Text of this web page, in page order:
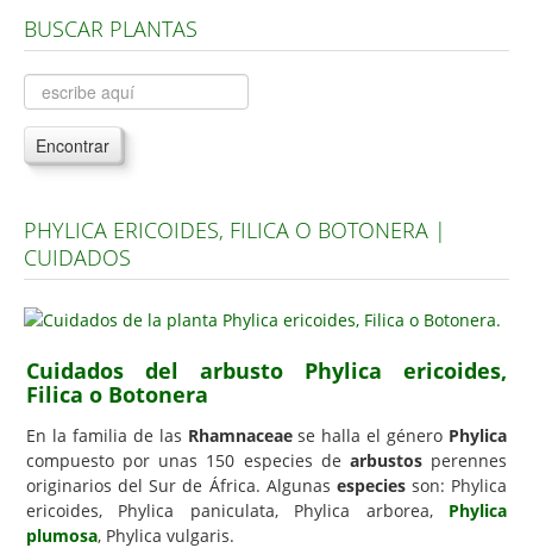
Árboles, Cicas y Palmeras de la G a la Z
Plantas Anuales y Perennes
Plantas Bulbosas y Acuáticas
Plantas de Interior
Plantas Aromáticas y de Huerto
Plantas Carnívoras y Orquídeas
Consejos
Hemisferio Norte
Hemisferio Sur
Enfermedades
Animales
Hongos
BUSCAR PLANTAS
Encontrar
PHYLICA ERICOIDES, FILICA O BOTONERA |
CUIDADOS
Cuidados del arbusto Phylica ericoides,
Filica o Botonera
En la familia de las Rhamnaceaese halla el género Phylica
compuesto por unas 150 especies de arbustosperennes
originarios del Sur de África. Algunas especiesson: Phylica
ericoides, Phylica paniculata, Phylica arborea, Phylica
plumosa, Phylica vulgaris.